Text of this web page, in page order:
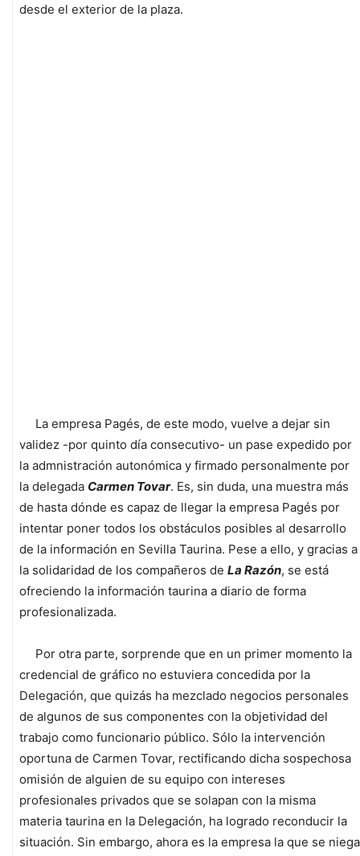
desde el exterior de la plaza.
La empresa Pagés, de este modo, vuelve a dejar sin
validez -por quinto día consecutivo- un pase expedido por
la admnistración autonómica y firmado personalmente por
la delegada Carmen Tovar. Es, sin duda, una muestra más
de hasta dónde es capaz de llegar la empresa Pagés por
intentar poner todos los obstáculos posibles al desarrollo
de la información en Sevilla Taurina. Pese a ello, y gracias a
la solidaridad de los compañeros de La Razón, se está
ofreciendo la información taurina a diario de forma
profesionalizada.
Por otra parte, sorprende que en un primer momento la
credencial de gráfico no estuviera concedida por la
Delegación, que quizás ha mezclado negocios personales
de algunos de sus componentes con la objetividad del
trabajo como funcionario público. Sólo la intervención
oportuna de Carmen Tovar, rectificando dicha sospechosa
omisión de alguien de su equipo con intereses
profesionales privados que se solapan con la misma
materia taurina en la Delegación, ha logrado reconducir la
situación. Sin embargo, ahora es la empresa la que se niega